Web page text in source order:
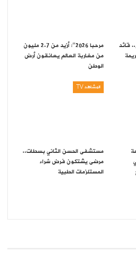
قائد
مرحبا 2026″: أزيد من 2.7 مليون
من مغاربة العالم يعانقون أرض
الوطن
المشاهد TV
مستشفى الحسن الثاني بسطات..
مرضى يشتكون فرض شراء
المستلزمات الطبية